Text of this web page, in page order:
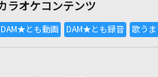
ラオケコンテンツ